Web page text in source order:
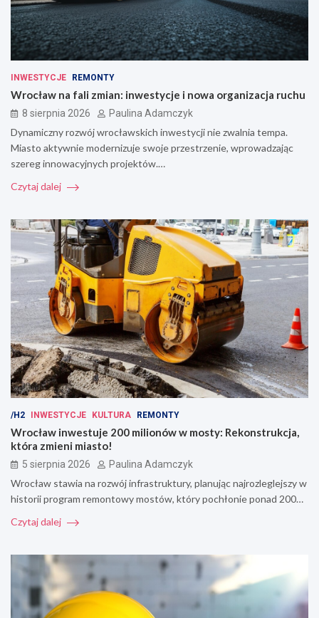
INWESTYCJE REMONTY
Wrocław na fali zmian: inwestycje i nowa organizacja ruchu
8 sierpnia 2026 Paulina Adamczyk
Dynamiczny rozwój wrocławskich inwestycji nie zwalnia tempa.
Miasto aktywnie modernizuje swoje przestrzenie, wprowadzając
szereg innowacyjnych projektów.…
Czytaj dalej
/H2 INWESTYCJE KULTURA REMONTY
Wrocław inwestuje 200 milionów w mosty: Rekonstrukcja,
która zmieni miasto!
5 sierpnia 2026 Paulina Adamczyk
Wrocław stawia na rozwój infrastruktury, planując najrozleglejszy w
historii program remontowy mostów, który pochłonie ponad 200…
Czytaj dalej